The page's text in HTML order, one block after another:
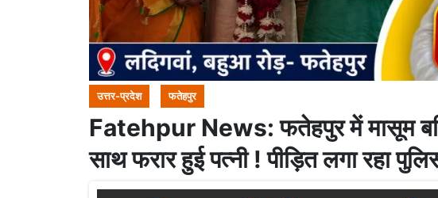
उत्तर-प्रदेश फतेहपुर
Fatehpur News: फतेहपुर में मासूम
साथ फरार हुई पत्नी ! पीड़ित लगा रहा